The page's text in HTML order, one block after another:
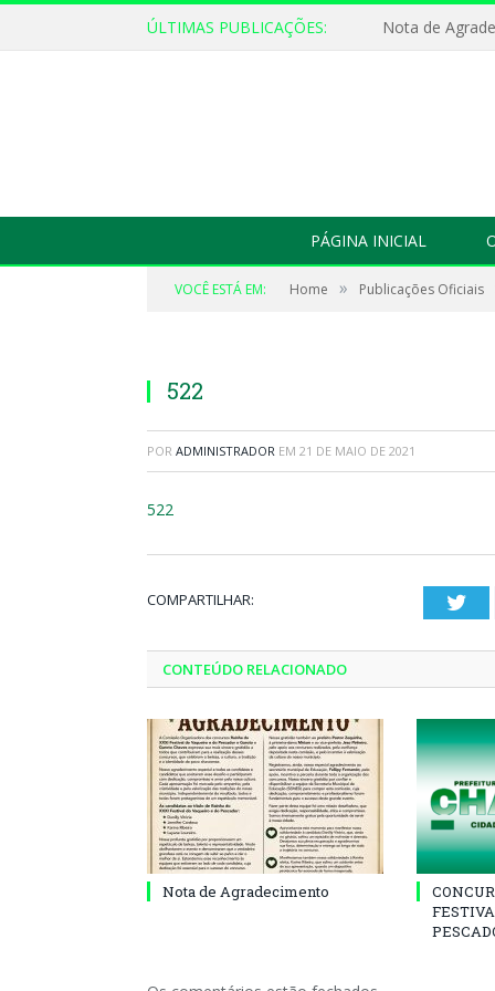
ÚLTIMAS PUBLICAÇÕES: Nota de
PÁGINA INICIAL
VOCÊ ESTÁ EM: Home » Publicações Oficiais
522
POR ADMINISTRADOR EM 21 DE MAIO DE 2021
522
COMPARTILHAR:
CONTEÚDO RELACIONADO
Nota de Agradecimento